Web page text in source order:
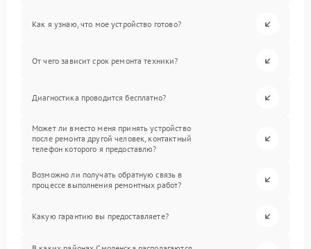
Как я узнаю, что мое устройство готово?
От чего зависит срок ремонта техники?
Диагностика проводится бесплатно?
Может ли вместо меня принять устройство
после ремонта другой человек, контактный
телефон которого я предоставлю?
Возможно ли получать обратную связь в
процессе выполнения ремонтных работ?
Какую гарантию вы предоставляете?